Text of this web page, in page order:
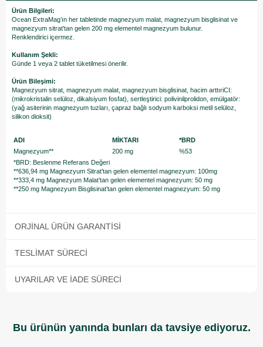
Ürün Bilgileri:
Ocean ExtraMag’ın her tabletinde magnezyum malat, magnezyum bisglisinat ve
magnezyum sitrat'tan gelen 200 mg elementel magnezyum bulunur.
Renklendirici içermez.
Kullanım Şekli:
Günde 1 veya 2 tablet tüketilmesi önerilir.
Ürün Bileşimi:
Magnezyum sitrat, magnezyum malat, magnezyum bisglisinat, hacim arttıriCI:
(mikrokristalin selüloz, dikalsiyum fosfat), sertleştirici: polivinilprolidon, emülgatör:
(yağ asiterinin magnezyum tuzları, çapraz bağlı sodyum karboksi metil selüloz,
silikon dioksit)
ADI MİKTARI
*BRD
Magnezyum**
200 mg
%53
*BRD: Beslenme Referans Değeri
**636,94 mg Magnezyum Sitrat’tan gelen elementel magnezyum: 100mg
**333,4 mg Magnezyum Malat’tan gelen elementel magnezyum: 50 mg
**250 mg Magnezyum Bisglisinat’tan gelen elementel magnezyum: 50 mg
ORJINAL ÜRÜN GARANTISI
TESLIMAT SÜRECI
UYARILAR VE İADE SÜRECI
Bu ürünün yanında bunları da tavsiye ediyoruz.